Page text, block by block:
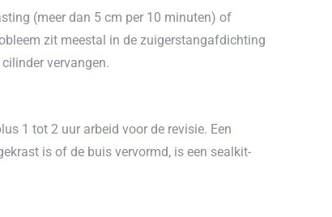
(meer dan 5 cm per 10 minuten) of
zit meestal in de zuigerstangafdichting
vervangen.
1 tot 2 uur arbeid voor de revisie. Een
is of de buis vervormd, is een sealkit-